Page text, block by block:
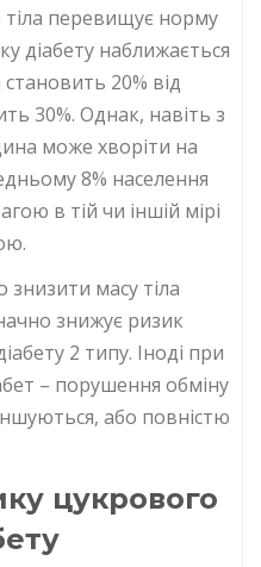
перевищує норму
діабету наближається
20% від
30%. Однак, навіть з
може хворіти на
8% населення
в тій чи іншій мірі
знизити масу тіла
знижує ризик
2 типу. Іноді при
– порушення обміну
або повністю
цукрового